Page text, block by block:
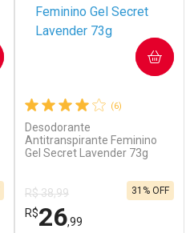
(6)
Desodorante
Antitranspirante Feminino
Gel Secret Lavender 73g
R$ 38,99
R$26,99
31% OFF
COMPRAR